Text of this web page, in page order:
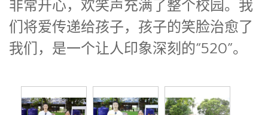
非常开心，欢笑声充满了整个校园。我
们将爱传递给孩子，孩子的笑脸治愈了
我们，是一个让人印象深刻的“520”。